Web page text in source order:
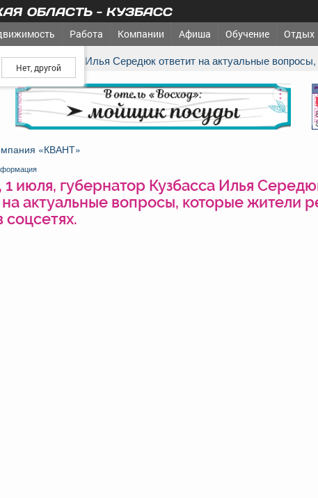
ОБЛАСТЬ - КУЗБАСС
город? Работа Компании Афиша Обучение Отдых
Кузбасса Илья Середюк ответит на актуальные
реклама
«КВАНТ»
1 июля, губернатор Кузбасса Илья
на актуальные вопросы, которые жители
соцсетях.